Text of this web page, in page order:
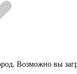
Возможно вы